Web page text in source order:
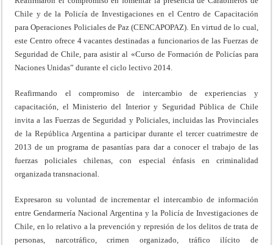
Chile y de la Policía de Investigaciones en el Centro de Capacitación
para Operaciones Policiales de Paz (CENCAPOPAZ). En virtud de lo cual,
este Centro ofrece 4 vacantes destinadas a funcionarios de las Fuerzas de
Seguridad de Chile, para asistir al «Curso de Formación de Policías para
Naciones Unidas” durante el ciclo lectivo 2014.
Reafirmando el compromiso de intercambio de experiencias y
capacitación, el Ministerio del Interior y Seguridad Pública de Chile
invita a las Fuerzas de Seguridad y Policiales, incluidas las Provinciales
de la República Argentina a participar durante el tercer cuatrimestre de
2013 de un programa de pasantías para dar a conocer el trabajo de las
fuerzas policiales chilenas, con especial énfasis en criminalidad
organizada transnacional.
Expresaron su voluntad de incrementar el intercambio de información
entre Gendarmería Nacional Argentina y la Policía de Investigaciones de
Chile, en lo relativo a la prevención y represión de los delitos de trata de
personas, narcotráfico, crimen organizado, tráfico ilícito de